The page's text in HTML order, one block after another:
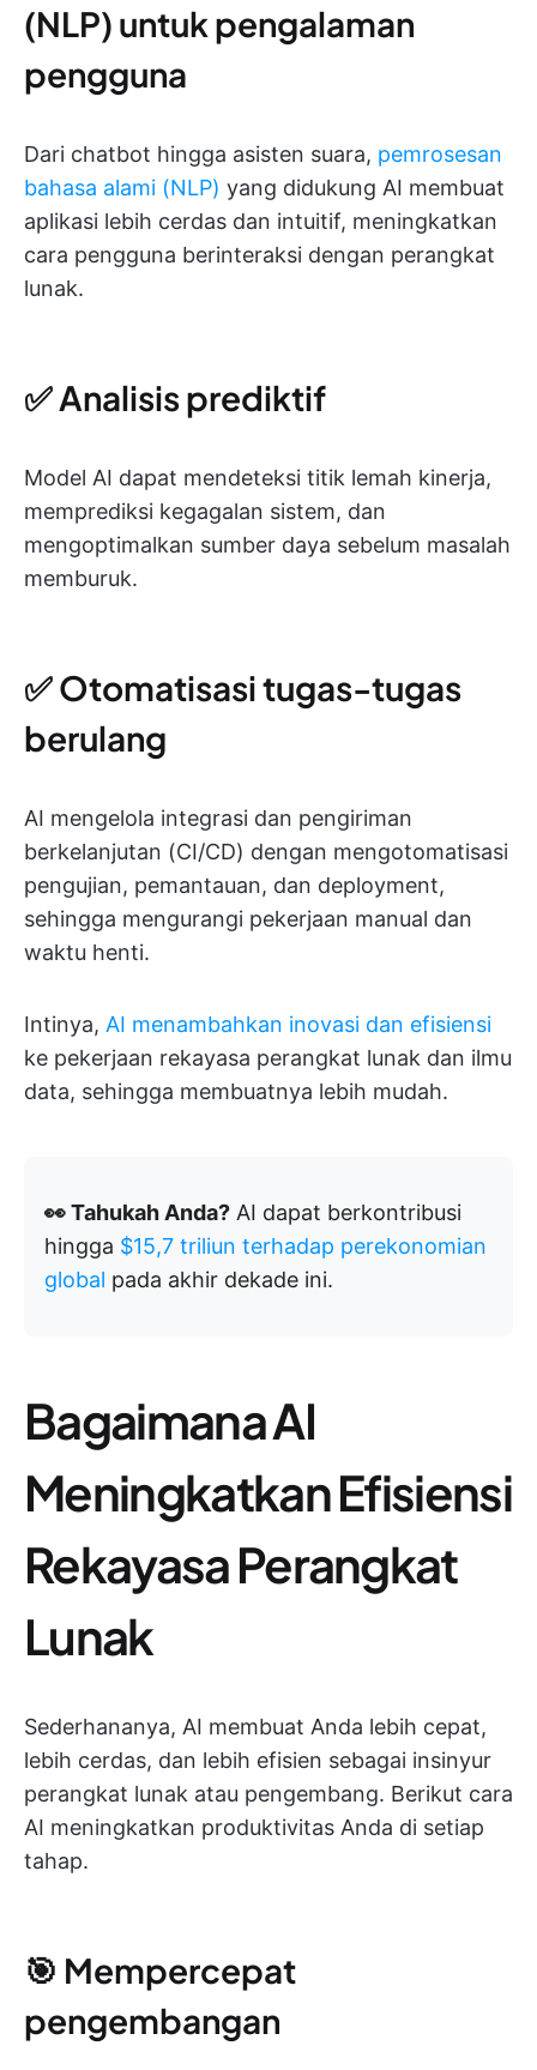
(NLP) untuk pengalaman
pengguna
Dari chatbot hingga asisten suara, pemrosesan
bahasa alami (NLP) yang didukung AI membuat
aplikasi lebih cerdas dan intuitif, meningkatkan
cara pengguna berinteraksi dengan perangkat
lunak.
✅ Analisis prediktif
Model AI dapat mendeteksi titik lemah kinerja,
memprediksi kegagalan sistem, dan
mengoptimalkan sumber daya sebelum masalah
memburuk.
✅ Otomatisasi tugas-tugas
berulang
AI mengelola integrasi dan pengiriman
berkelanjutan (CI/CD) dengan mengotomatisasi
pengujian, pemantauan, dan deployment,
sehingga mengurangi pekerjaan manual dan
waktu henti.
Intinya, AI menambahkan inovasi dan efisiensi
ke pekerjaan rekayasa perangkat lunak dan ilmu
data, sehingga membuatnya lebih mudah.
👀 Tahukah Anda? AI dapat berkontribusi
hingga $15,7 triliun terhadap perekonomian
global pada akhir dekade ini.
Bagaimana AI
Meningkatkan Efisiensi
Rekayasa Perangkat
Lunak
Sederhananya, AI membuat Anda lebih cepat,
lebih cerdas, dan lebih efisien sebagai insinyur
perangkat lunak atau pengembang. Berikut cara
AI meningkatkan produktivitas Anda di setiap
tahap.
🎯 Mempercepat
pengembangan